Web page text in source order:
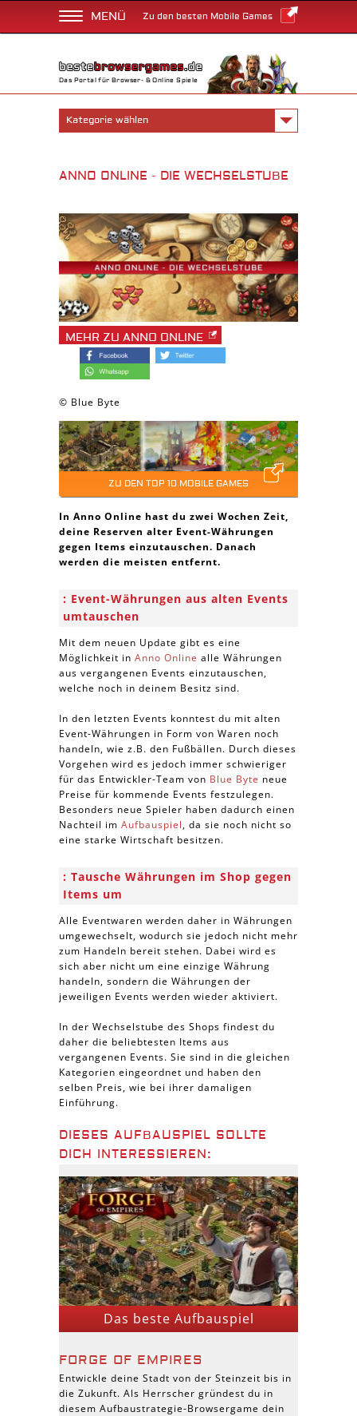
MENÜ Zu den besten Mobile Games
Das Portal für Browser- & Online Spiele
Kategorie wählen
ANNO ONLINE - DIE WECHSELSTUBE
MEHR ZU ANNO ONLINE
© Blue Byte
ZU DEN TOP 10 MOBILE GAMES
In Anno Online hast du zwei Wochen Zeit,
deine Reserven alter Event-Währungen
gegen Items einzutauschen. Danach
werden die meisten entfernt.
Event-Währungen aus alten Events
umtauschen
Mit dem neuen Update gibt es eine
Möglichkeit in Anno Online alle Währungen
aus vergangenen Events einzutauschen,
welche noch in deinem Besitz sind.
In den letzten Events konntest du mit alten
Event-Währungen in Form von Waren noch
handeln, wie z.B. den Fußbällen. Durch dieses
Vorgehen wird es jedoch immer schwieriger
für das Entwickler-Team von Blue Byte neue
Preise für kommende Events festzulegen.
Besonders neue Spieler haben dadurch einen
Nachteil im Aufbauspiel, da sie noch nicht so
eine starke Wirtschaft besitzen.
Tausche Währungen im Shop gegen
Items um
Alle Eventwaren werden daher in Währungen
umgewechselt, wodurch sie jedoch nicht mehr
zum Handeln bereit stehen. Dabei wird es
sich aber nicht um eine einzige Währung
handeln, sondern die Währungen der
jeweiligen Events werden wieder aktiviert.
In der Wechselstube des Shops findest du
daher die beliebtesten Items aus
vergangenen Events. Sie sind in die gleichen
Kategorien eingeordnet und haben den
selben Preis, wie bei ihrer damaligen
Einführung.
DIESES AUFBAUSPIEL SOLLTE
DICH INTERESSIEREN:
Das beste Aufbauspiel
FORGE OF EMPIRES
Entwickle deine Stadt von der Steinzeit bis in
die Zukunft. Als Herrscher gründest du in
diesem Aufbaustrategie-Browsergame dein